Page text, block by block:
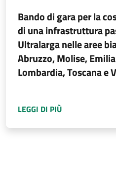
Bando di gara per la
di una infrastruttura
Ultralarga nelle aree
Abruzzo, Molise,
Lombardia, Toscana e
LEGGI DI PIÙ